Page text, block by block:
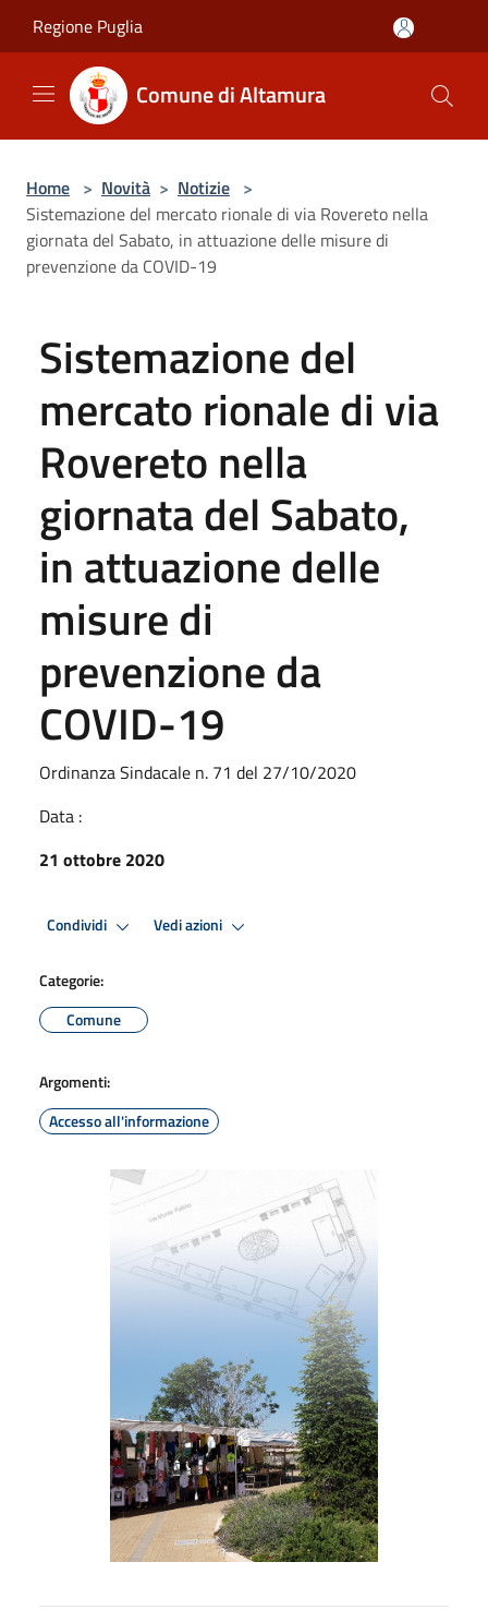
Regione Puglia
Comune di Altamura
Home > Novità > Notizie >
Sistemazione del mercato rionale di via Rovereto nella
giornata del Sabato, in attuazione delle misure di
prevenzione da COVID-19
Sistemazione del
mercato rionale di via
Rovereto nella
giornata del Sabato,
in attuazione delle
misure di
prevenzione da
COVID-19
Ordinanza Sindacale n. 71 del 27/10/2020
Data :
21 ottobre 2020
Condividi Vedi azioni
Categorie:
Comune
Argomenti:
Accesso all'informazione